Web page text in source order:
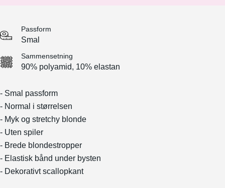
Passform
Smal
Sammensetning
90% polyamid, 10% elastan
- Smal passform
- Normal i størrelsen
- Myk og stretchy blonde
- Uten spiler
- Brede blondestropper
- Elastisk bånd under bysten
- Dekorativt scallopkant